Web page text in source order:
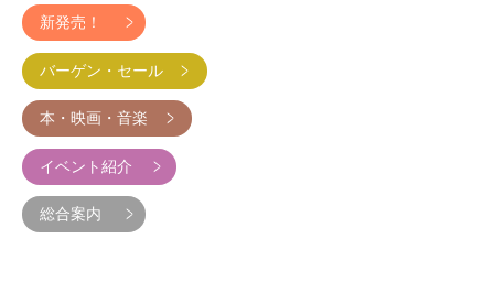
新発売！
バーゲン・セール
本・映画・音楽
イベント紹介
総合案内